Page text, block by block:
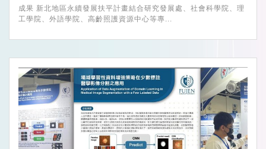
成果 新北地區永續發展扶平計畫結合研究發展處、社會科學院、理
工學院、外語學院、高齡照護資源中心等專...